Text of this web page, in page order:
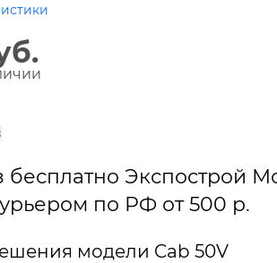
бесплатно Экспострой
по РФ от 500 р.
модели Cab 50V